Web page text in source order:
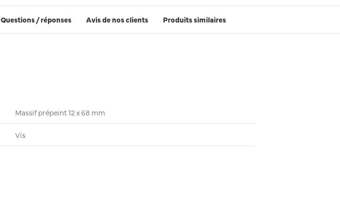
Questions / réponses Avis de nos clients Produits similaires
Massif prépeint 12 x 68 mm
Vis